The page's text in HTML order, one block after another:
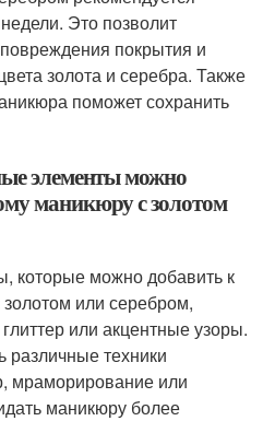
Это позволит
покрытия и
золота и серебра. Также
поможет сохранить
элементы можно
маникюру с золотом
которые можно добавить к
или серебром,
или акцентные узоры.
различные техники
мраморирование или
маникюру более